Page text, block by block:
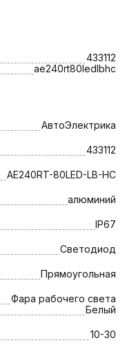
433112
ae240rt80ledlbhc
АвтоЭлектрика
433112
AE240RT-80LED-LB-HC
алюминий
IP67
Светодиод
Прямоугольная
Фара рабочего света
Белый
10-30